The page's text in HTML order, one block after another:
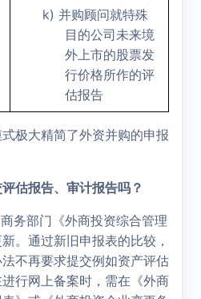
k) 并购顾问就特殊
目的公司未来境
外上市的股票发
行价格所作的评
估报告
极大精简了外资并购的申报
估报告、审计报告吗？
商务部门《外商投资综合管理
。通过新旧申报表的比较，
不再要求提交例如资产评估
行网上备案时，需在《外商